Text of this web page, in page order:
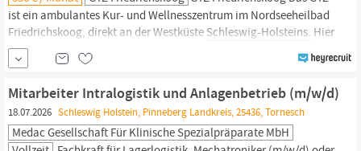
ist ein ambulantes Kur- und Wellnesszentrum im Nordseeheilbad
Friedrichskoog, direkt an der Westküste Schleswig-Holsteins. Hier
bieten wir unseren Patienten und Gästen auf Basis der Heilkraft
des Meeres eine Vielzahl von physiotherapeutischen Leistungen
Mitarbeiter Intralogistik und Anlagenbetrieb (m/w/d)
18.07.2026 Schleswig Holstein, Pinneberg Landkreis, 25436, Tornesch
Medac Gesellschaft Für Klinische Spezialpräparate MbH